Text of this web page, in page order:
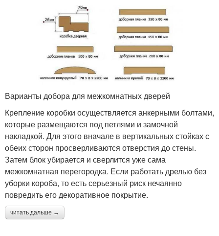
Варианты добора для межкомнатных дверей
Крепление коробки осуществляется анкерными болтами,
которые размещаются под петлями и замочной
накладкой. Для этого вначале в вертикальных стойках с
обеих сторон просверливаются отверстия до стены.
Затем блок убирается и сверлится уже сама
межкомнатная перегородка. Если работать дрелью без
уборки короба, то есть серьезный риск нечаянно
повредить его декоративное покрытие.
читать дальше →